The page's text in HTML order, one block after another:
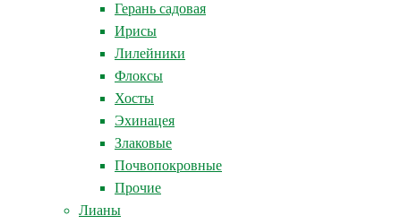
Герань садовая
Ирисы
Лилейники
Флоксы
Хосты
Эхинацея
Злаковые
Почвопокровные
Прочие
Лианы